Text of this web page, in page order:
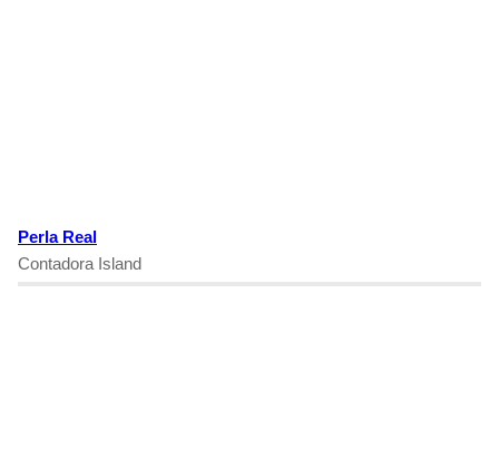
Perla Real
Contadora Island